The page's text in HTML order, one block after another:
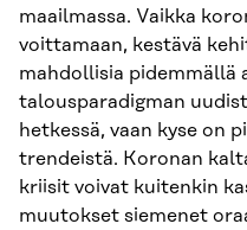
maailmassa. Vaikka
voittamaan, kestävä
mahdollisia pidemmällä
talousparadigman
hetkessä, vaan kyse on
trendeistä. Koronan
kriisit voivat kuitenkin
muutokset siemenet